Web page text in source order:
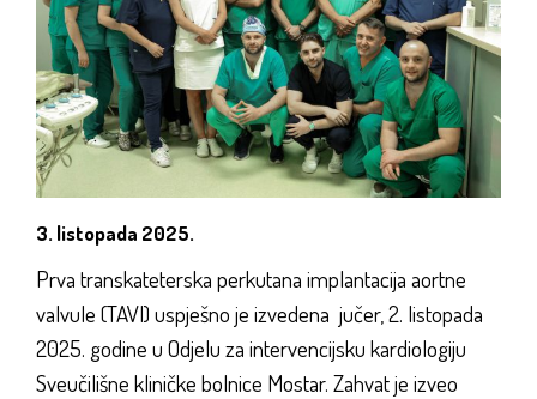
3. listopada 2025.
Prva transkateterska perkutana implantacija aortne
valvule (TAVI) uspješno je izvedena jučer, 2. listopada
2025. godine u Odjelu za intervencijsku kardiologiju
Sveučilišne kliničke bolnice Mostar. Zahvat je izveo